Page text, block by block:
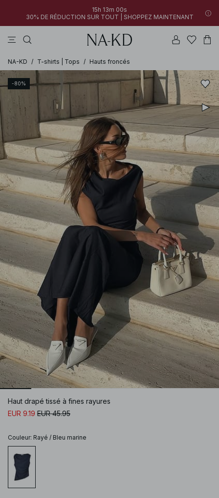
15h 13m 00s
30% DE RÉDUCTION SUR TOUT | SHOPPEZ MAINTENANT
NA-KD / T-shirts | Tops / Hauts froncés
-80%
Haut drapé tissé à fines rayures
EUR 9.19 EUR 45.95
Couleur: Rayé / Bleu marine